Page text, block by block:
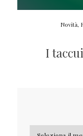
Novità,
I
Archivi